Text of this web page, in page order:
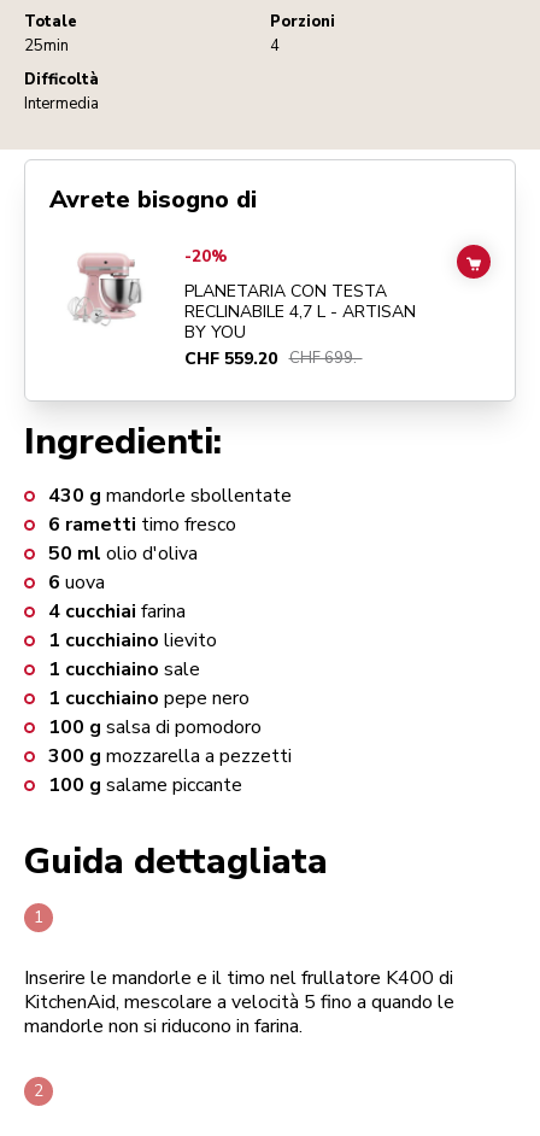
Totale
25min
Porzioni
4
Difficoltà
Intermedia
Ingredienti:
430 g mandorle sbollentate
6 rametti timo fresco
50 ml olio d'oliva
6 uova
4 cucchiai farina
1 cucchiaino lievito
1 cucchiaino sale
1 cucchiaino pepe nero
100 g salsa di pomodoro
300 g mozzarella a pezzetti
100 g salame piccante
Guida dettagliata
Inserire le mandorle e il timo nel frullatore K400 di
KitchenAid, mescolare a velocità 5 fino a quando le
mandorle non si riducono in farina.
Avrete bisogno di
Go toPLANETARIA CON TESTA RECLINABILE 4,7 L - ARTISAN BY
-20%
PLANETARIA CON TESTA
RECLINABILE 4,7 L - ARTISAN
BY YOU
CHF 559.20 CHF 699.-
ADD